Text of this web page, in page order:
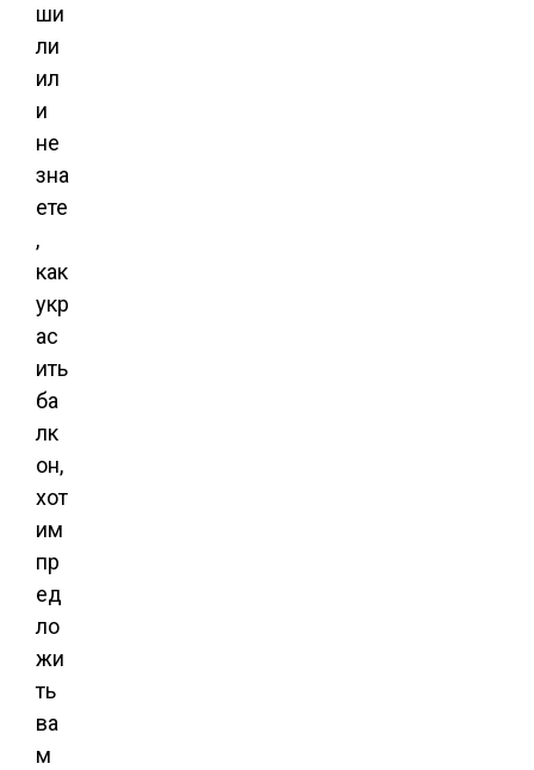
ши
ли
ил
и
не
зна
ете
,
как
укр
ас
ить
ба
лк
он,
хот
им
пр
ед
ло
жи
ть
ва
м